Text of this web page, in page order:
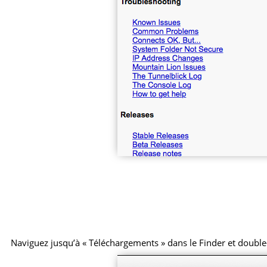
Naviguez jusqu’à « Téléchargements » dans le Finder et